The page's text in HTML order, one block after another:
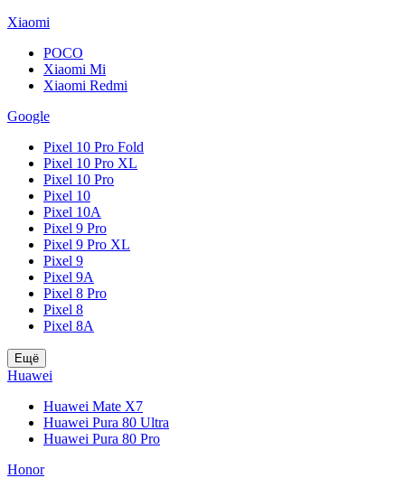
Xiaomi
POCO
Xiaomi Mi
Xiaomi Redmi
Google
Pixel 10 Pro Fold
Pixel 10 Pro XL
Pixel 10 Pro
Pixel 10
Pixel 10A
Pixel 9 Pro
Pixel 9 Pro XL
Pixel 9
Pixel 9A
Pixel 8 Pro
Pixel 8
Pixel 8A
Ещё
Huawei
Huawei Mate X7
Huawei Pura 80 Ultra
Huawei Pura 80 Pro
Honor